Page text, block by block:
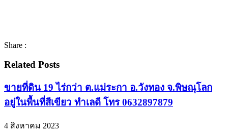
Share :
Related Posts
ขายที่ดิน 19 ไร่กว่า ต.แม่ระกา อ.วังทอง จ.พิษณุโลก
อยู่ในพื้นที่สีเขียว ทำเลดี โทร 0632897879
4 สิงหาคม 2023